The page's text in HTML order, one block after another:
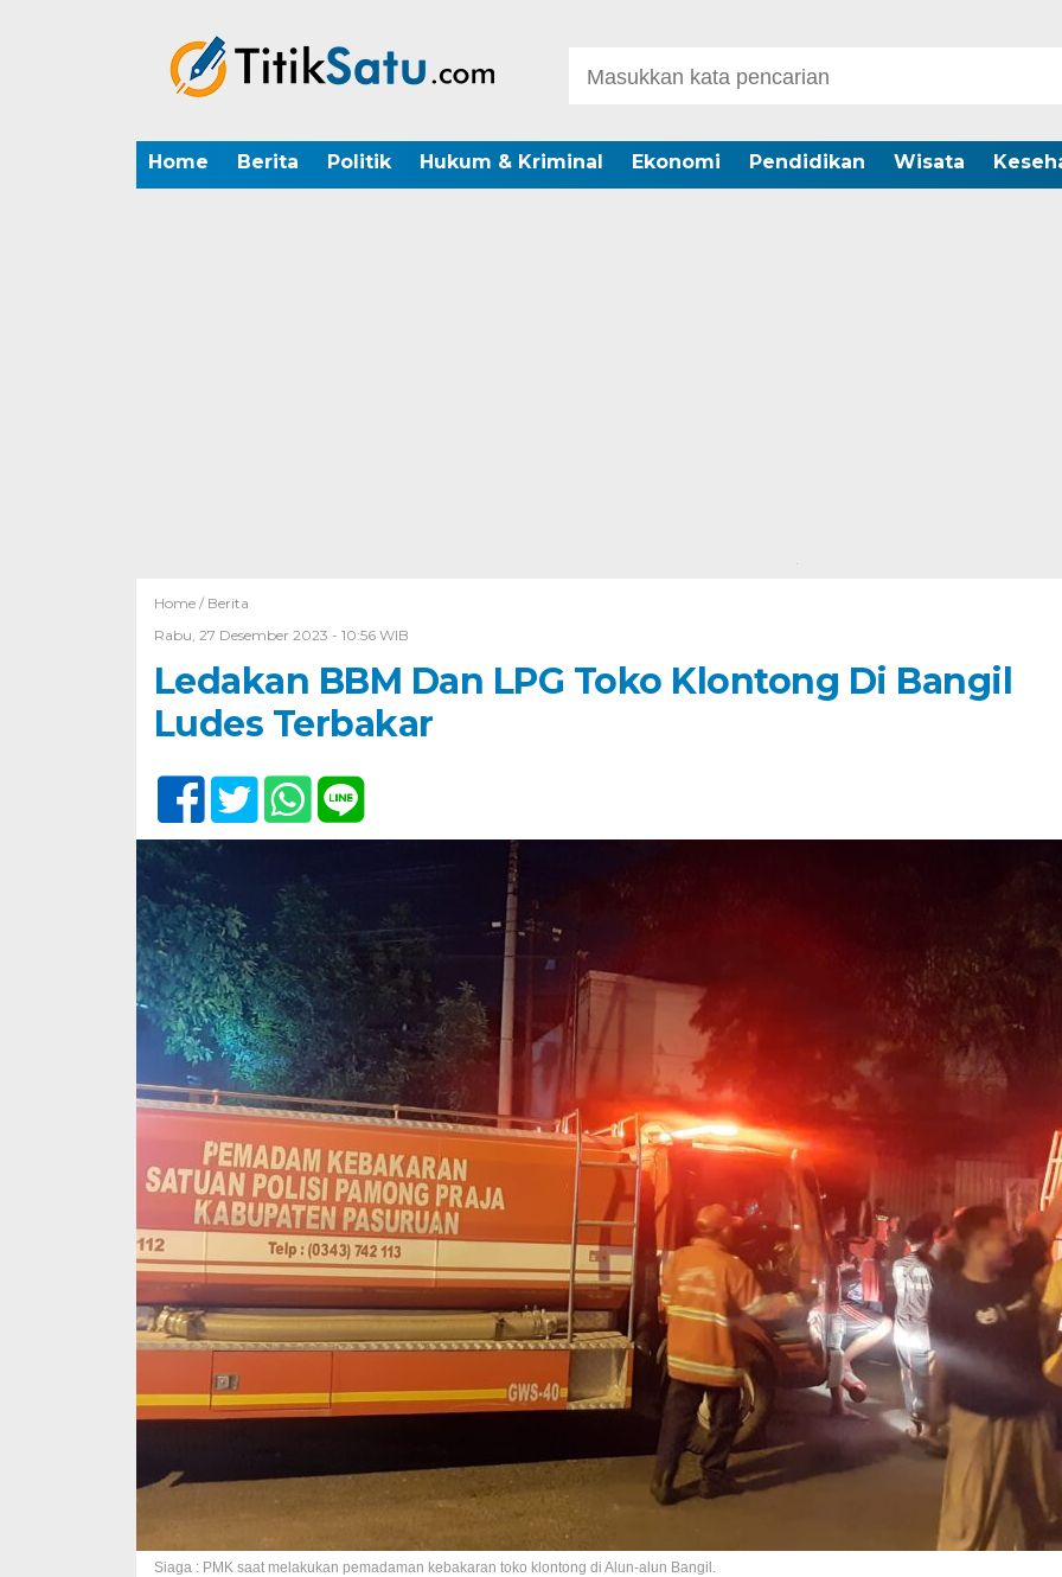
Home Berita Politik Hukum & Kriminal Ekonomi Pendidikan Wisata
Home / Berita
Rabu, 27 Desember 2023 - 10:56 WIB
Ledakan BBM Dan LPG Toko Klontong Di Bangil
Ludes Terbakar
Siaga : PMK saat melakukan pemadaman kebakaran toko klontong di Alun-alun Bangil.